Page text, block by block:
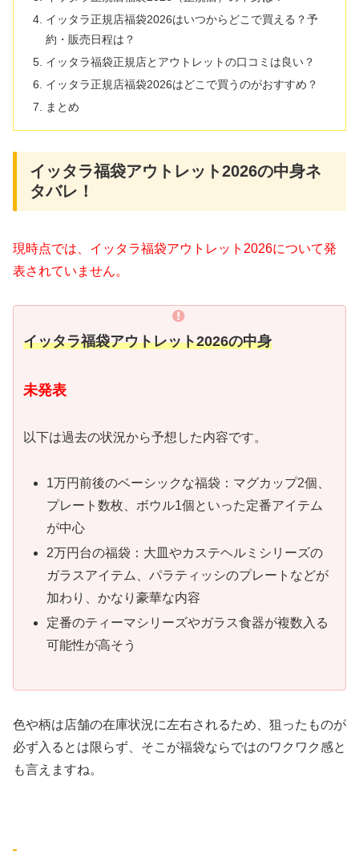
イッタラ正規店福袋2026はいつからどこで買える？予
約・販売日程は？
イッタラ福袋正規店とアウトレットの口コミは良い？
イッタラ正規店福袋2026はどこで買うのがおすすめ？
まとめ
イッタラ福袋アウトレット2026の中身ネ
タバレ！
現時点では、イッタラ福袋アウトレット2026について発
表されていません。
イッタラ福袋アウトレット2026の中身
未発表
以下は過去の状況から予想した内容です。
1万円前後のベーシックな福袋：マグカップ2個、
プレート数枚、ボウル1個といった定番アイテム
が中心
2万円台の福袋：大皿やカステヘルミシリーズの
ガラスアイテム、パラティッシのプレートなどが
加わり、かなり豪華な内容
定番のティーマシリーズやガラス食器が複数入る
可能性が高そう
色や柄は店舗の在庫状況に左右されるため、狙ったものが
必ず入るとは限らず、そこが福袋ならではのワクワク感と
も言えますね。